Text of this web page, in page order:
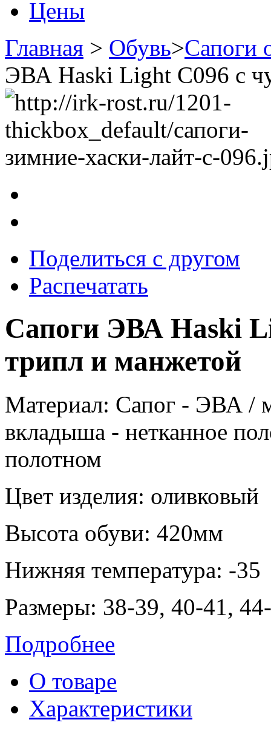
Цены
Главная > Обувь>Сапоги
ЭВА Haski Light С096 с
Поделиться с другом
Распечатать
Сапоги ЭВА Haski
трипл и манжетой
Материал: Сапог - ЭВА /
вкладыша - нетканное
полотном
Цвет изделия: оливковый
Высота обуви: 420мм
Нижняя температура: -35
Размеры: 38-39, 40-41,
Подробнее
О товаре
Характеристики